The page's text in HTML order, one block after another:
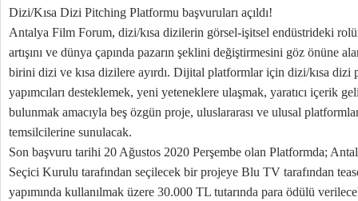
Dizi/Kısa Dizi Pitching Platformu başvuruları açıldı!
Antalya Film Forum, dizi/kısa dizilerin görsel-işitsel endüstrideki
artışını ve dünya çapında pazarın şeklini değiştirmesini göz önüne
birini dizi ve kısa dizilere ayırdı. Dijital platformlar için dizi/kısa dizi
yapımcıları desteklemek, yeni yeteneklere ulaşmak, yaratıcı içerik
bulunmak amacıyla beş özgün proje, uluslararası ve ulusal
temsilcilerine sunulacak.
Son başvuru tarihi 20 Ağustos 2020 Perşembe olan Platformda;
Seçici Kurulu tarafından seçilecek bir projeye Blu TV tarafından
yapımında kullanılmak üzere 30.000 TL tutarında para ödülü